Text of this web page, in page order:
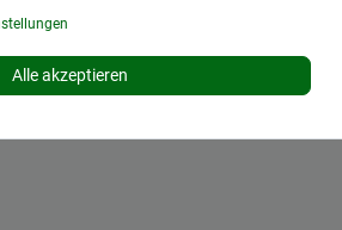
Alle akzeptieren